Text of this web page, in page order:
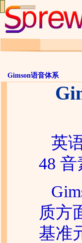
高效率
Gimson语音体系
英
48 音
质方
基准